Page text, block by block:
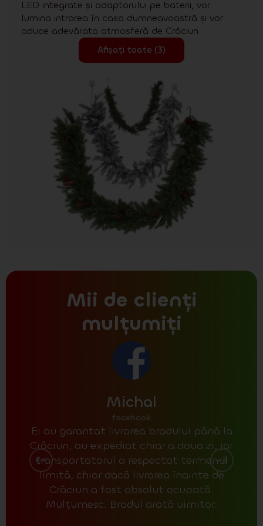
LED integrate și adaptorului pe baterii, vor
lumina intrarea în casa dumneavoastră și vor
aduce adevărata atmosferă de Crăciun.
Afișați toate (3)
Mii de clienți
mulțumiți
Michal
facebook
Ei au garantat livrarea bradului până la
Crăciun, au expediat chiar a doua zi, iar
transportatorul a respectat termenul
limită, chiar dacă livrarea înainte de
Crăciun a fost absolut ocupată.
Mulțumesc. Bradul arată uimitor.